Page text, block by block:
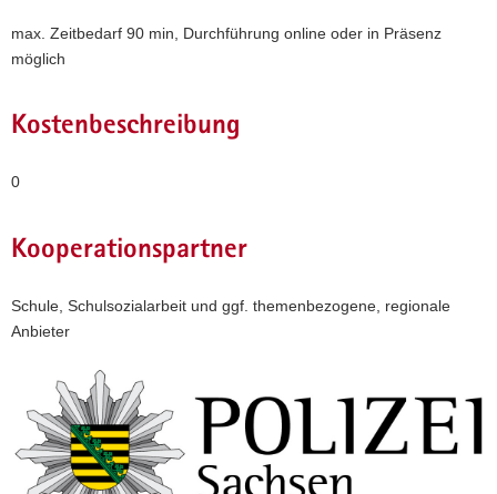
max. Zeitbedarf 90 min, Durchführung online oder in Präsenz
möglich
Kostenbeschreibung
0
Kooperationspartner
Schule, Schulsozialarbeit und ggf. themenbezogene, regionale
Anbieter
Weitere
Information